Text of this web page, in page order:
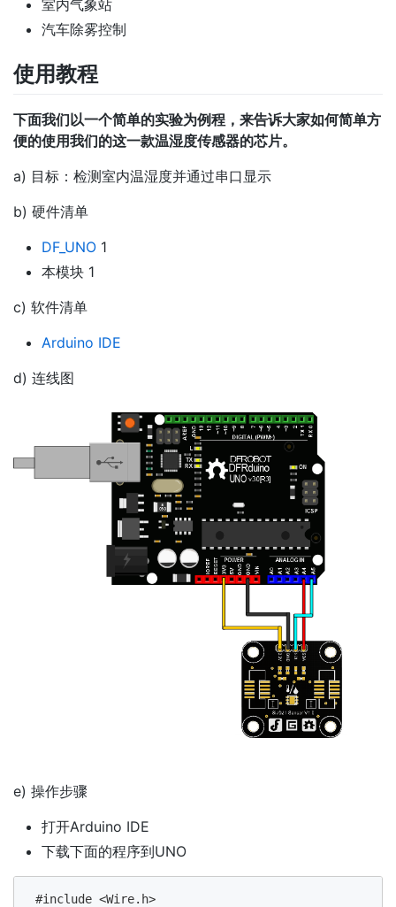
室内气象站
汽车除雾控制
使用教程
下面我们以一个简单的实验为例程，来告诉大家如何简单方
便的使用我们的这一款温湿度传感器的芯片。
a) 目标：检测室内温湿度并通过串口显示
b) 硬件清单
DF_UNO 1
本模块 1
c) 软件清单
Arduino IDE
d) 连线图
e) 操作步骤
打开Arduino IDE
下载下面的程序到UNO
#include <Wire.h>